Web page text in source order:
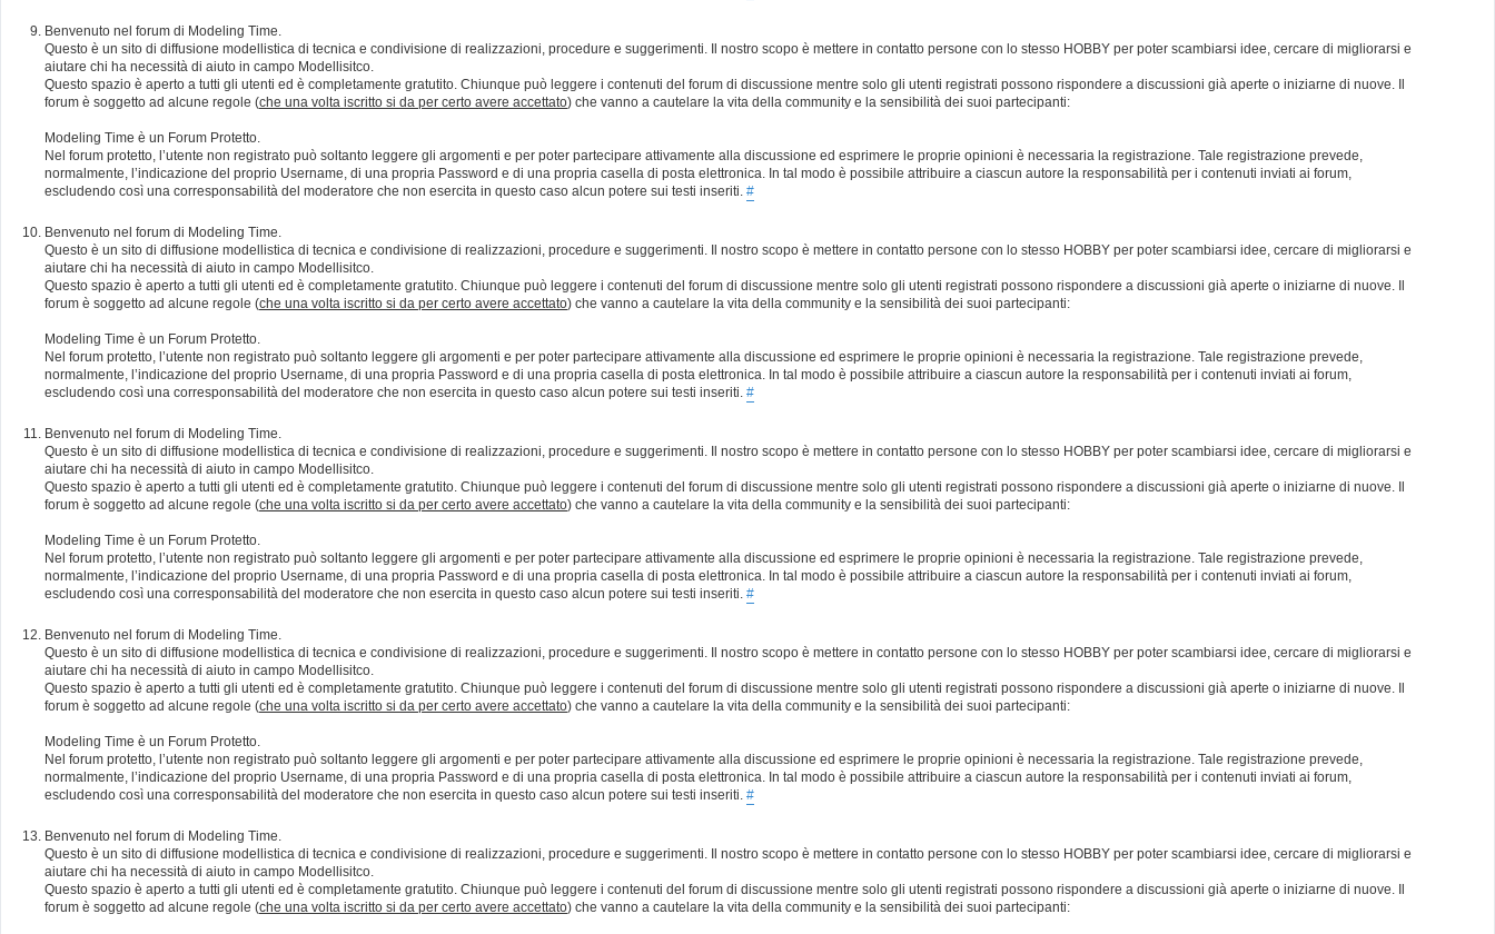
Benvenuto nel forum di Modeling Time.
Questo è un sito di diffusione modellistica di tecnica e condivisione di realizzazioni, procedure e suggerimenti. Il nostro scopo è mettere in contatto persone con lo stesso HOBBY per poter scambiarsi idee, cercare di migliorarsi e
aiutare chi ha necessità di aiuto in campo Modellisitco.
Questo spazio è aperto a tutti gli utenti ed è completamente gratutito. Chiunque può leggere i contenuti del forum di discussione mentre solo gli utenti registrati possono rispondere a discussioni già aperte o iniziarne di nuove. Il
forum è soggetto ad alcune regole (che una volta iscritto si da per certo avere accettato) che vanno a cautelare la vita della community e la sensibilità dei suoi partecipanti:
Modeling Time è un Forum Protetto.
Nel forum protetto, l’utente non registrato può soltanto leggere gli argomenti e per poter partecipare attivamente alla discussione ed esprimere le proprie opinioni è necessaria la registrazione. Tale registrazione prevede,
normalmente, l’indicazione del proprio Username, di una propria Password e di una propria casella di posta elettronica. In tal modo è possibile attribuire a ciascun autore la responsabilità per i contenuti inviati ai forum,
escludendo così una corresponsabilità del moderatore che non esercita in questo caso alcun potere sui testi inseriti. #
Benvenuto nel forum di Modeling Time.
Questo è un sito di diffusione modellistica di tecnica e condivisione di realizzazioni, procedure e suggerimenti. Il nostro scopo è mettere in contatto persone con lo stesso HOBBY per poter scambiarsi idee, cercare di migliorarsi e
aiutare chi ha necessità di aiuto in campo Modellisitco.
Questo spazio è aperto a tutti gli utenti ed è completamente gratutito. Chiunque può leggere i contenuti del forum di discussione mentre solo gli utenti registrati possono rispondere a discussioni già aperte o iniziarne di nuove. Il
forum è soggetto ad alcune regole (che una volta iscritto si da per certo avere accettato) che vanno a cautelare la vita della community e la sensibilità dei suoi partecipanti:
Modeling Time è un Forum Protetto.
Nel forum protetto, l’utente non registrato può soltanto leggere gli argomenti e per poter partecipare attivamente alla discussione ed esprimere le proprie opinioni è necessaria la registrazione. Tale registrazione prevede,
normalmente, l’indicazione del proprio Username, di una propria Password e di una propria casella di posta elettronica. In tal modo è possibile attribuire a ciascun autore la responsabilità per i contenuti inviati ai forum,
escludendo così una corresponsabilità del moderatore che non esercita in questo caso alcun potere sui testi inseriti. #
Benvenuto nel forum di Modeling Time.
Questo è un sito di diffusione modellistica di tecnica e condivisione di realizzazioni, procedure e suggerimenti. Il nostro scopo è mettere in contatto persone con lo stesso HOBBY per poter scambiarsi idee, cercare di migliorarsi e
aiutare chi ha necessità di aiuto in campo Modellisitco.
Questo spazio è aperto a tutti gli utenti ed è completamente gratutito. Chiunque può leggere i contenuti del forum di discussione mentre solo gli utenti registrati possono rispondere a discussioni già aperte o iniziarne di nuove. Il
forum è soggetto ad alcune regole (che una volta iscritto si da per certo avere accettato) che vanno a cautelare la vita della community e la sensibilità dei suoi partecipanti:
Modeling Time è un Forum Protetto.
Nel forum protetto, l’utente non registrato può soltanto leggere gli argomenti e per poter partecipare attivamente alla discussione ed esprimere le proprie opinioni è necessaria la registrazione. Tale registrazione prevede,
normalmente, l’indicazione del proprio Username, di una propria Password e di una propria casella di posta elettronica. In tal modo è possibile attribuire a ciascun autore la responsabilità per i contenuti inviati ai forum,
escludendo così una corresponsabilità del moderatore che non esercita in questo caso alcun potere sui testi inseriti. #
Benvenuto nel forum di Modeling Time.
Questo è un sito di diffusione modellistica di tecnica e condivisione di realizzazioni, procedure e suggerimenti. Il nostro scopo è mettere in contatto persone con lo stesso HOBBY per poter scambiarsi idee, cercare di migliorarsi e
aiutare chi ha necessità di aiuto in campo Modellisitco.
Questo spazio è aperto a tutti gli utenti ed è completamente gratutito. Chiunque può leggere i contenuti del forum di discussione mentre solo gli utenti registrati possono rispondere a discussioni già aperte o iniziarne di nuove. Il
forum è soggetto ad alcune regole (che una volta iscritto si da per certo avere accettato) che vanno a cautelare la vita della community e la sensibilità dei suoi partecipanti:
Modeling Time è un Forum Protetto.
Nel forum protetto, l’utente non registrato può soltanto leggere gli argomenti e per poter partecipare attivamente alla discussione ed esprimere le proprie opinioni è necessaria la registrazione. Tale registrazione prevede,
normalmente, l’indicazione del proprio Username, di una propria Password e di una propria casella di posta elettronica. In tal modo è possibile attribuire a ciascun autore la responsabilità per i contenuti inviati ai forum,
escludendo così una corresponsabilità del moderatore che non esercita in questo caso alcun potere sui testi inseriti. #
Benvenuto nel forum di Modeling Time.
Questo è un sito di diffusione modellistica di tecnica e condivisione di realizzazioni, procedure e suggerimenti. Il nostro scopo è mettere in contatto persone con lo stesso HOBBY per poter scambiarsi idee, cercare di migliorarsi e
aiutare chi ha necessità di aiuto in campo Modellisitco.
Questo spazio è aperto a tutti gli utenti ed è completamente gratutito. Chiunque può leggere i contenuti del forum di discussione mentre solo gli utenti registrati possono rispondere a discussioni già aperte o iniziarne di nuove. Il
forum è soggetto ad alcune regole (che una volta iscritto si da per certo avere accettato) che vanno a cautelare la vita della community e la sensibilità dei suoi partecipanti: